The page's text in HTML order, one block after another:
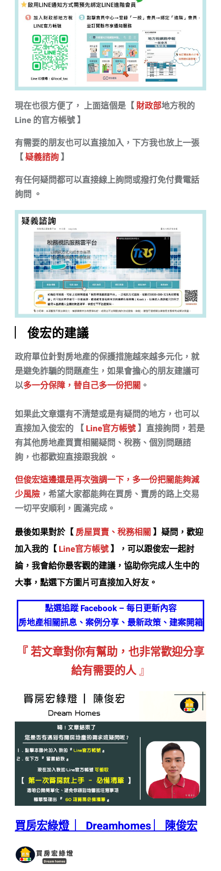
現在也很方便了， 上面這個是【財政部地方稅的
Line 的官方帳號 】
有需要的朋友也可以直接加入，下方我也放上一張
【疑義諮詢】
有任何疑問都可以直接線上詢問或撥打免付費電話
詢問 。
︳俊宏的建議
政府單位針對房地產的保護措施越來越多元化，就
是避免詐騙的問題產生，如果會擔心的朋友建議可
以多一分保障，替自己多一份把關 。
如果此文章還有不清楚或是有疑問的地方，也可以
直接加入俊宏的 【 Line官方帳號】直接詢問，若是
有其他房地產買賣相關疑問、稅務、個別問題諮
詢，也都歡迎直接跟我說 。
但俊宏這邊還是再次強調一下，多一份把關能夠減
少風險 ，希望大家都能夠在買房、賣房的路上交易
一切平安順利，圓滿完成。
最後如果對於【房屋買賣、稅務相關】疑問，歡迎
加入我的【 Line官方帳號】，可以跟俊宏一起討
論，我會給你最客觀的建議，協助你完成人生中的
大事，點選下方圖片可直接加入好友。
點選追蹤 Facebook – 每日更新內容
房地產相關訊息、案例分享、最新政策、建案開箱
『 若文章對你有幫助，也非常歡迎分享
給有需要的人』
買房宏綠燈 ︳Dreamhomes ︳陳俊宏